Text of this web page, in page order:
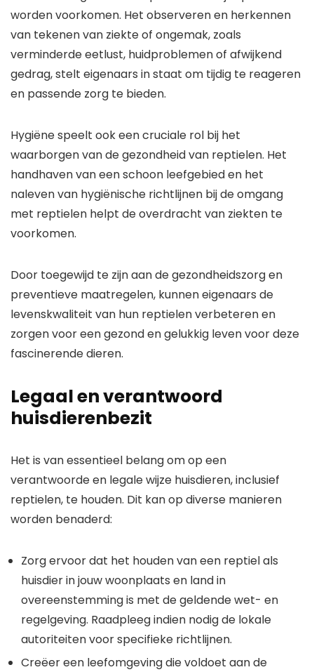
worden voorkomen. Het observeren en herkennen
van tekenen van ziekte of ongemak, zoals
verminderde eetlust, huidproblemen of afwijkend
gedrag, stelt eigenaars in staat om tijdig te reageren
en passende zorg te bieden.
Hygiëne speelt ook een cruciale rol bij het
waarborgen van de gezondheid van reptielen. Het
handhaven van een schoon leefgebied en het
naleven van hygiënische richtlijnen bij de omgang
met reptielen helpt de overdracht van ziekten te
voorkomen.
Door toegewijd te zijn aan de gezondheidszorg en
preventieve maatregelen, kunnen eigenaars de
levenskwaliteit van hun reptielen verbeteren en
zorgen voor een gezond en gelukkig leven voor deze
fascinerende dieren.
Legaal en verantwoord
huisdierenbezit
Het is van essentieel belang om op een
verantwoorde en legale wijze huisdieren, inclusief
reptielen, te houden. Dit kan op diverse manieren
worden benaderd:
Zorg ervoor dat het houden van een reptiel als
huisdier in jouw woonplaats en land in
overeenstemming is met de geldende wet- en
regelgeving. Raadpleeg indien nodig de lokale
autoriteiten voor specifieke richtlijnen.
Creëer een leefomgeving die voldoet aan de